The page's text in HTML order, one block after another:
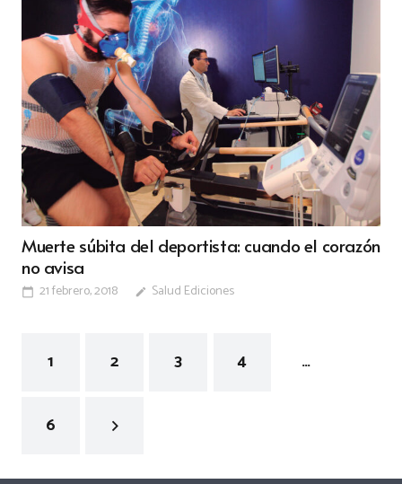
Muerte súbita del deportista: cuando el corazón
no avisa
calendar_today 21 febrero, 2018 edit Salud Ediciones
1 2 3 4 …
6